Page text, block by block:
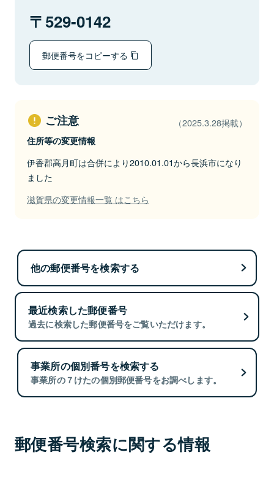
529-0142
郵便番号をコピーする
ご注意 （2025.3.28掲載）
住所等の変更情報
伊香郡高月町は合併により2010.01.01から長浜市になり
ました
滋賀県の変更情報一覧 はこちら
他の郵便番号を検索する
最近検索した郵便番号
過去に検索した郵便番号をご覧いただけます。
事業所の個別番号を検索する
事業所の７けたの個別郵便番号をお調べします。
郵便番号検索に関する情報